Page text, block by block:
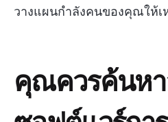
วางแผนกำลังคนของคุณให้
คุณควรค้นหา